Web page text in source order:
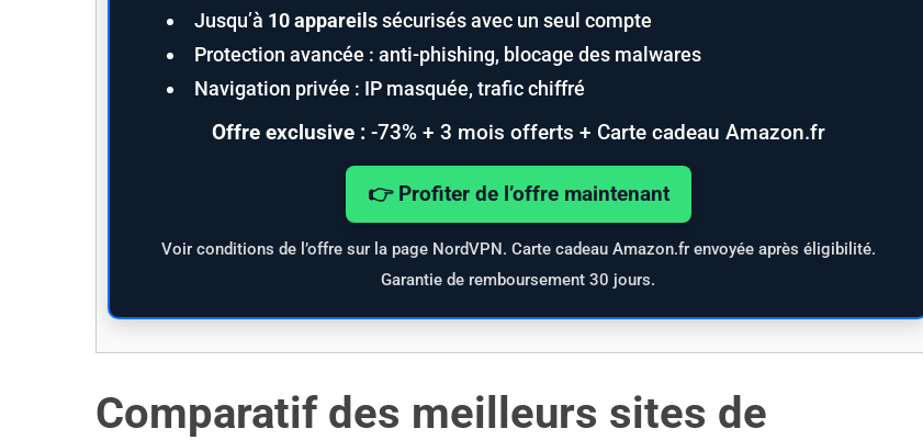
Jusqu’à 10 appareilssécurisés avec un seul compte
Protection avancée : anti-phishing, blocage des malwares
Navigation privée : IP masquée, trafic chiffré
Offre exclusive :-73% + 3 mois offerts + Carte cadeau Amazon.fr
👉 Profiter de l’offre maintenant
Voir conditions de l’offre sur la page NordVPN. Carte cadeau Amazon.fr envoyée après éligibilité.
Garantie de remboursement 30 jours.
Comparatif des meilleurs sites de
S
a
r
h